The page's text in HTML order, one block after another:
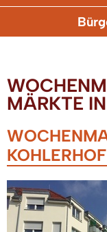
MÄRKTE
KOHLERHOF